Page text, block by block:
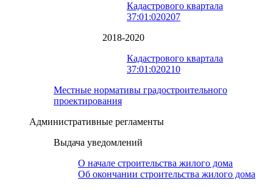
Кадастрового квартала
37:01:020207
2018-2020
Кадастрового квартала
37:01:020210
Местные нормативы градостроительного
проектирования
Административные регламенты
Выдача уведомлений
О начале строительства жилого дома
Об окончании строительства жилого дома